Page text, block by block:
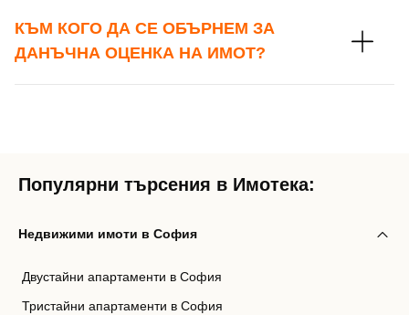
КЪМ КОГО ДА СЕ ОБЪРНЕМ ЗА
ДАНЪЧНА ОЦЕНКА НА ИМОТ?
Популярни търсения в Имотека:
Недвижими имоти в София
Двустайни апартаменти в София
Тристайни апартаменти в София